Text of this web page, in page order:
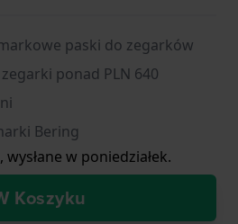
paski do zegarków
zegarki ponad PLN 640
Bering
w poniedziałek.
Koszyku